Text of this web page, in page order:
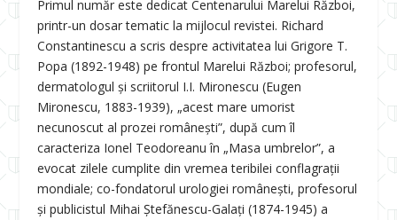
Primul număr este dedicat Centenarului Marelui Război,
printr-un dosar tematic la mijlocul revistei. Richard
Constantinescu a scris despre activitatea lui Grigore T.
Popa (1892-1948) pe frontul Marelui Război; profesorul,
dermatologul și scriitorul I.I. Mironescu (Eugen
Mironescu, 1883-1939), „acest mare umorist
necunoscut al prozei românești”, după cum îl
caracteriza Ionel Teodoreanu în „Masa umbrelor”, a
evocat zilele cumplite din vremea teribilei conflagrații
mondiale; co-fondatorul urologiei românești, profesorul
și publicistul Mihai Ștefănescu-Galați (1874-1945) a